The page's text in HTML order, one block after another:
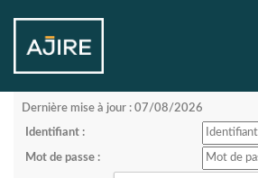
Dernière mise à jour : 07/08/2026
Identifiant :
Mot de passe :